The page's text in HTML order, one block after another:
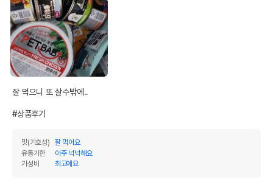
잘 먹으니 또 살수밖에..
#상품후기
맛(기호성)
잘 먹어요
유통기한
아주 넉넉해요
가성비
최고에요